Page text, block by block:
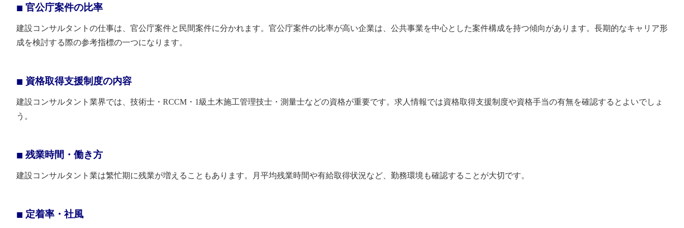
官公庁案件の比率
建設コンサルタントの仕事は、官公庁案件と民間案件に分かれます。官公庁案件の比率が高い企業は、公共事業を中心とした案件構成を持つ傾向があります。長期的なキャリア形
成を検討する際の参考指標の一つになります。
資格取得支援制度の内容
建設コンサルタント業界では、技術士・RCCM・1級土木施工管理技士・測量士などの資格が重要です。求人情報では資格取得支援制度や資格手当の有無を確認するとよいでしょ
う。
残業時間・働き方
建設コンサルタント業は繁忙期に残業が増えることもあります。月平均残業時間や有給取得状況など、勤務環境も確認することが大切です。
定着率・社風